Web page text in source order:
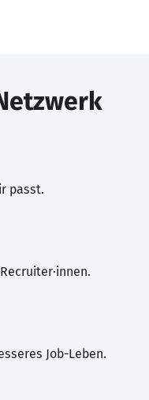
passt.
Job-Leben.